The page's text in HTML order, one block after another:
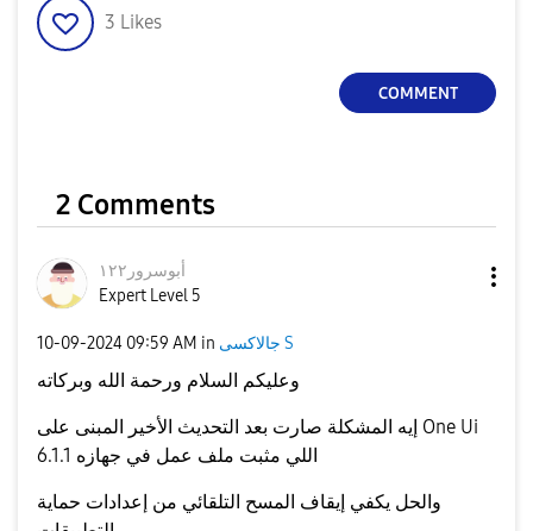
3 Likes
COMMENT
2 Comments
أبوسرور١٢٢
Expert Level 5
‎10-09-2024 09:59 AM in جالاكسى S
إيه المشكلة صارت بعد التحديث الأخير المبنى على One Ui
والحل يكفي إيقاف المسح التلقائي من إعدادات حماية